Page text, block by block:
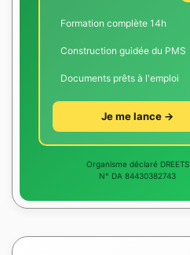
Formation complète 14h
Construction guidée du PMS
Documents prêts à l'emploi
Je me lance →
Organisme déclaré DREETS
N° DA 84430382743